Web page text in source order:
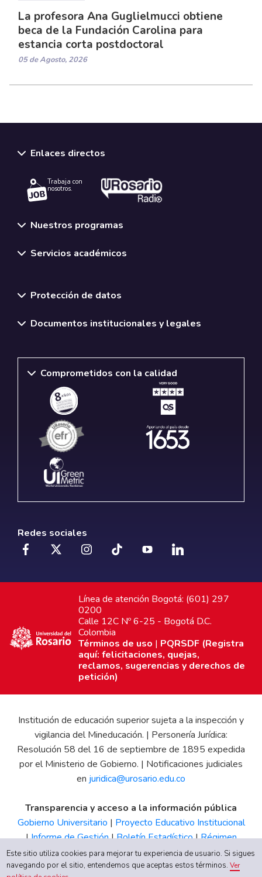
La profesora Ana Guglielmucci obtiene
beca de la Fundación Carolina para
estancia corta postdoctoral
05 de Agosto, 2026
Enlaces directos
Trabaja con
nosotros.
Nuestros programas
Servicios académicos
Protección de datos
Documentos institucionales y legales
Comprometidos con la calidad
Redes sociales
Línea de atención Bogotá: (601) 297
0200
Calle 12C Nº 6-25 - Bogotá D.C.
Colombia
Términos de uso | PQRSDF (Registra
aquí: felicitaciones, quejas,
reclamos, sugerencias y derechos de
petición)
Institución de educación superior sujeta a la inspección y
vigilancia del Mineducación. | Personería Jurídica:
Resolución 58 del 16 de septiembre de 1895 expedida
por el Ministerio de Gobierno. | Notificaciones judiciales
en juridica@urosario.edu.co
Transparencia y acceso a la información pública
Gobierno Universitario | Proyecto Educativo Institucional
|Informe de Gestión|Boletín Estadístico|Régimen
Tributario|Estados Financieros |Código de Ética| Canal
de Integridad UR
Este sitio utiliza cookies para mejorar tu experiencia de usuario. Si sigues
navegando por el sitio, entendemos que aceptas estos términos.Ver